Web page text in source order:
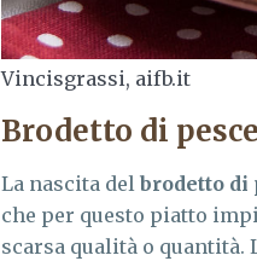
Vincisgrassi, aifb.it
Brodetto di pesce
La nascita del brodetto di
che per questo piatto
scarsa qualità o